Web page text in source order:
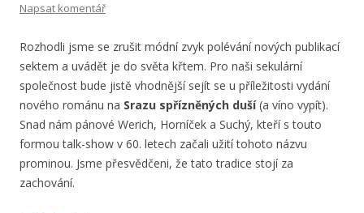
Napsat komentář
Rozhodli jsme se zrušit módní zvyk polévání nových publikací
sektem a uvádět je do světa křtem. Pro naši sekulární
společnost bude jistě vhodnější sejít se u příležitosti vydání
nového románu na Srazu spřízněných duší(a víno vypít).
Snad nám pánové Werich, Horníček a Suchý, kteří s touto
formou talk-show v 60. letech začali užití tohoto názvu
prominou. Jsme přesvědčeni, že tato tradice stojí za
zachování.